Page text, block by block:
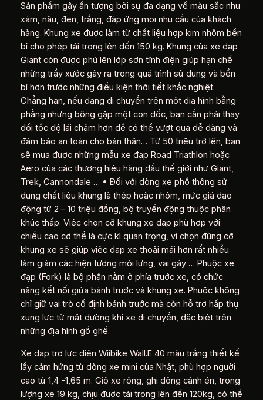
Sản phẩm gây ấn tượng bởi sự đa dạng về màu sắc như
xám, nâu, đen, trắng, đáp ứng mọi nhu cầu của khách
hàng. Khung xe được làm từ chất liệu hợp kim nhôm bền
bỉ cho phép tải trọng lên đến 150 kg. Khung của xe đạp
Giant còn được phủ lên lớp sơn tĩnh điện giúp hạn chế
những trầy xước gây ra trong quá trình sử dụng và bền
bỉ hơn trước những điều kiện thời tiết khắc nghiệt.
Chẳng hạn, nếu đang di chuyển trên một địa hình bằng
phẳng nhưng bỗng gặp một con dốc, bạn cần phải thay
đổi tốc độ lái chậm hơn để có thể vượt qua dễ dàng và
đảm bảo an toàn cho bản thân… Từ 50 triệu trở lên, bạn
sẽ mua được những mẫu xe đạp Road Triathlon hoặc
Aero của các thương hiệu hàng đầu thế giới như Giant,
Trek, Cannondale … • Đối với dòng xe phổ thông sử
dụng chất liệu khung là thép hoặc nhôm, mức giá dao
động từ 2 – 10 triệu đồng, bộ truyền động thuộc phân
khúc thấp. Việc chọn cỡ khung xe đạp phù hợp với
chiều cao cơ thể là cực kì quan trọng, vì chọn đúng cỡ
khung xe sẽ giúp việc đạp xe thoải mái hơn rất nhiều
làm giảm các hiện tượng mỏi lưng, vai gáy … Phuộc xe
đạp (Fork) là bộ phận nằm ở phía trước xe, có chức
năng kết nối giữa bánh trước và khung xe. Phuộc không
chỉ giữ vai trò cố định bánh trước mà còn hỗ trợ hấp thụ
xung lực từ mặt đường khi xe di chuyển, đặc biệt trên
những địa hình gồ ghề.
Xe đạp trợ lực điện Wiibike Wall.E 40 màu trắng thiết kế
lấy cảm hứng từ dòng xe mini của Nhật, phù hợp người
cao từ 1,4 -1,65 m. Giỏ xe rộng, ghi đông cánh én, trọng
lượng xe 19 kg, chịu được tải trọng lên đến 120kg, có thể